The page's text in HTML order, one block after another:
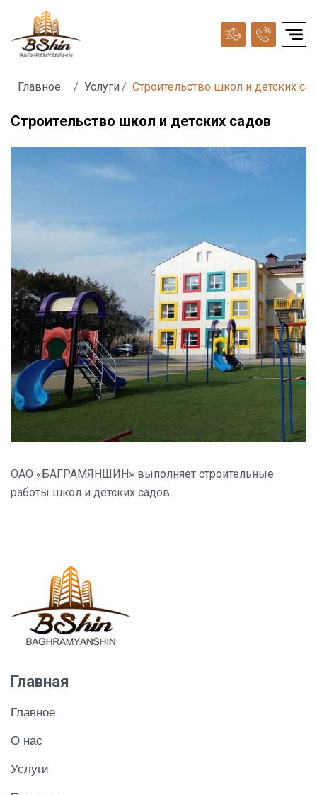
Главное Услуги Строительство школ и детских
Строительство школ и детских садов
ОАО «БАГРАМЯНШИН» выполняет строительные
работы школ и детских садов.
Главная
Главное
О нас
Услуги